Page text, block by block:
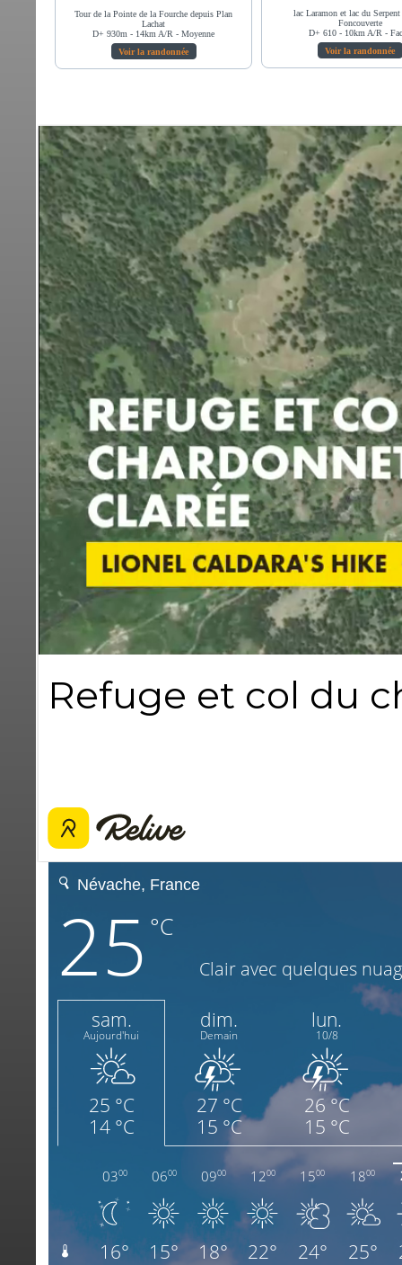
Tour de la Pointe de la Fourche depuis Plan
Lachat
D+ 930m - 14km A/R - Moyenne
Voir la randonnée
lac Laramon et lac du
Foncouverte
D+ 610 - 10km A/R -
Voir la randonnée